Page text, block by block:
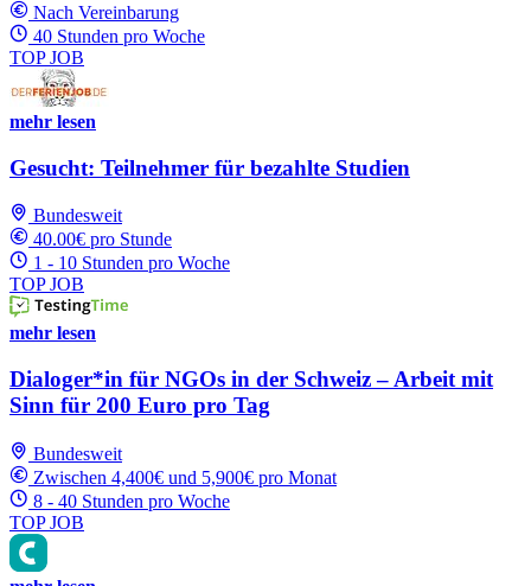
Nach Vereinbarung
40 Stunden pro Woche
TOP JOB
mehr lesen
Gesucht: Teilnehmer für bezahlte Studien
Bundesweit
40.00€ pro Stunde
1 - 10 Stunden pro Woche
TOP JOB
mehr lesen
Dialoger*in für NGOs in der Schweiz – Arbeit mit
Sinn für 200 Euro pro Tag
Bundesweit
Zwischen 4,400€ und 5,900€ pro Monat
8 - 40 Stunden pro Woche
TOP JOB